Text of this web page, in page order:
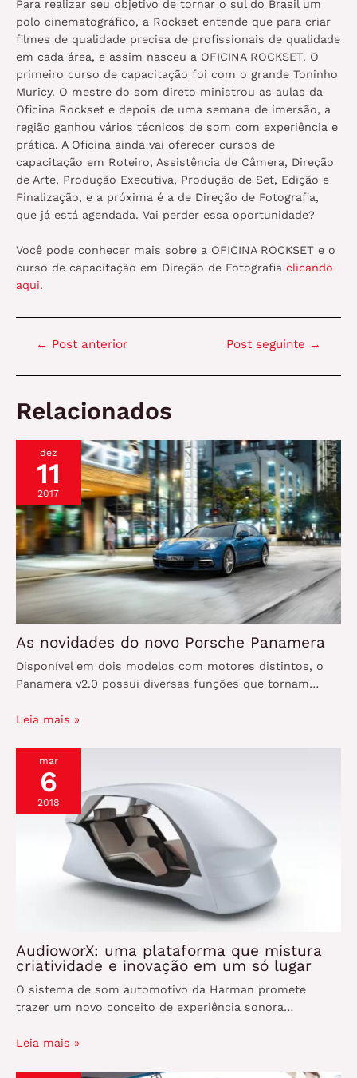
Para realizar seu objetivo de tornar o sul do Brasil um
polo cinematográfico, a Rockset entende que para criar
filmes de qualidade precisa de profissionais de qualidade
em cada área, e assim nasceu a OFICINA ROCKSET. O
primeiro curso de capacitação foi com o grande Toninho
Muricy. O mestre do som direto ministrou as aulas da
Oficina Rockset e depois de uma semana de imersão, a
região ganhou vários técnicos de som com experiência e
prática. A Oficina ainda vai oferecer cursos de
capacitação em Roteiro, Assistência de Câmera, Direção
de Arte, Produção Executiva, Produção de Set, Edição e
Finalização, e a próxima é a de Direção de Fotografia,
que já está agendada. Vai perder essa oportunidade?
Você pode conhecer mais sobre a OFICINA ROCKSET e o
curso de capacitação em Direção de Fotografia clicando
aqui.
Navegação
Post
← Post anterior Post seguinte →
Relacionados
dez
11
2017
As novidades do novo Porsche Panamera
Disponível em dois modelos com motores distintos, o
Panamera v2.0 possui diversas funções que tornam…
Leia mais »
mar
6
2018
AudioworX: uma plataforma que mistura
criatividade e inovação em um só lugar
O sistema de som automotivo da Harman promete
trazer um novo conceito de experiência sonora…
Leia mais »